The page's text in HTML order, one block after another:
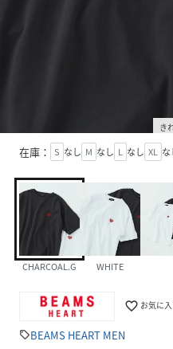
き
在庫： S なし M なし L なし XL な
CHARCOAL.G WHITE
favorite_border お気に
sellBEAMS HEART MEN